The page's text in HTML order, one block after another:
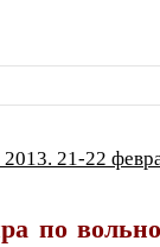
21-22
по